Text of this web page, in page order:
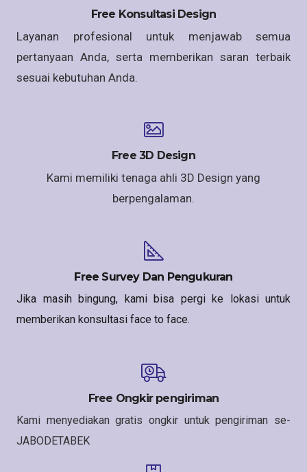
Free Konsultasi Design
Layanan profesional untuk menjawab semua
pertanyaan Anda, serta memberikan saran terbaik
sesuai kebutuhan Anda.
Free 3D Design
Kami memiliki tenaga ahli 3D Design yang
berpengalaman.
Free Survey Dan Pengukuran
Jika masih bingung, kami bisa pergi ke lokasi untuk
memberikan konsultasi face to face.
Free Ongkir pengiriman
Kami menyediakan gratis ongkir untuk pengiriman se-
JABODETABEK